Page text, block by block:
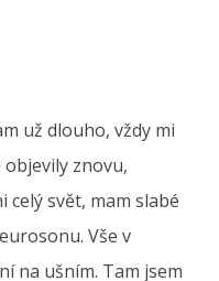
už dlouho, vždy mi
znovu,
celý svět, mam slabé
Vše v
na ušním. Tam jsem